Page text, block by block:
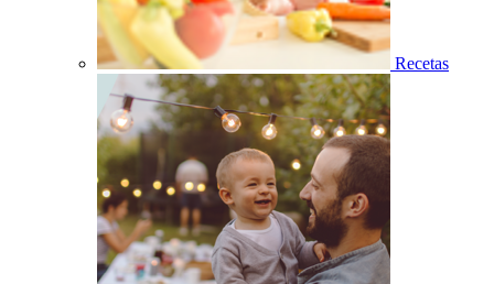
Recetas